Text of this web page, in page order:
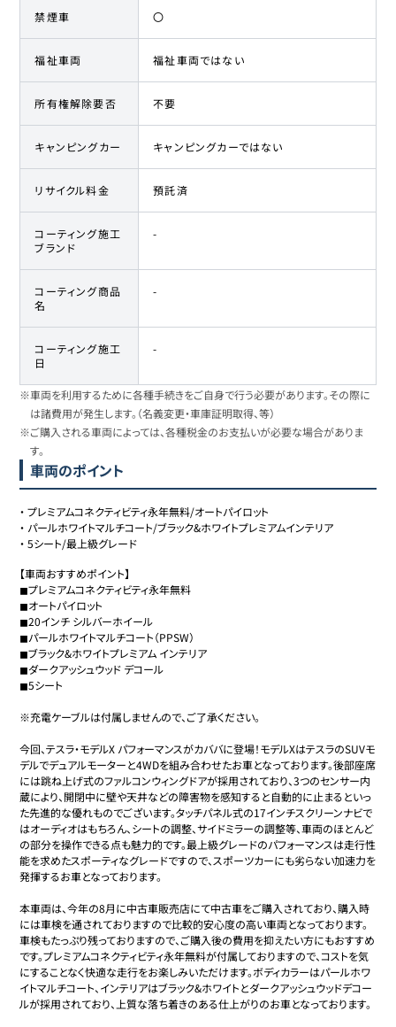
禁煙車 〇
福祉車両 福祉車両ではない
所有権解除要否 不要
キャンピングカー キャンピングカーではない
リサイクル料金 預託済
コーティング施工
ブランド
-
コーティング商品
名
-
コーティング施工
日
-
※車両を利用するために各種手続きをご自身で行う必要があります。その際に
は諸費用が発生します。（名義変更・車庫証明取得、等）
※ご購入される車両によっては、各種税金のお支払いが必要な場合がありま
す。
車両のポイント
・プレミアムコネクティビティ永年無料/オートパイロット
・ パールホワイトマルチコート/ブラック&ホワイトプレミアムインテリア
・5シート/最上級グレード
【車両おすすめポイント】
◼︎プレミアムコネクティビティ永年無料
◼︎オートパイロット
◼︎20インチ シルバーホイール
◼︎パールホワイトマルチコート（PPSW）
◼︎ブラック&ホワイトプレミアム インテリア
◼︎ダークアッシュウッド デコール
◼︎5シート
※充電ケーブルは付属しませんので、ご了承ください。
今回、テスラ・モデルX パフォーマンスがカババに登場！モデルXはテスラのSUVモ
デルでデュアルモーターと4WDを組み合わせたお車となっております。後部座席
には跳ね上げ式のファルコンウィングドアが採用されており、3つのセンサー内
蔵により、開閉中に壁や天井などの障害物を感知すると自動的に止まるといっ
た先進的な優れものでございます。タッチパネル式の17インチスクリーンナビで
はオーディオはもちろん、シートの調整、サイドミラーの調整等、車両のほとんど
の部分を操作できる点も魅力的です。最上級グレードのパフォーマンスは走行性
能を求めたスポーティなグレードですので、スポーツカーにも劣らない加速力を
発揮するお車となっております。
本車両は、今年の8月に中古車販売店にて中古車をご購入されており、購入時
には車検を通されておりますので比較的安心度の高い車両となっております。
車検もたっぷり残っておりますので、ご購入後の費用を抑えたい方にもおすすめ
です。プレミアムコネクティビティ永年無料が付属しておりますので、コストを気
にすることなく快適な走行をお楽しみいただけます。ボディカラーはパールホワ
イトマルチコート、インテリアはブラック&ホワイトとダークアッシュウッドデコー
ルが採用されており、上質な落ち着きのある仕上がりのお車となっております。